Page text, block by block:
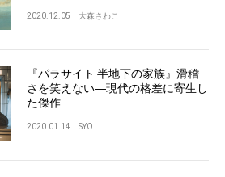
2020.12.05 大森さわこ
『パラサイト 半地下の家族』滑稽
さを笑えない―現代の格差に寄生し
た傑作
2020.01.14 SYO